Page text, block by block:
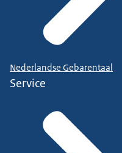
Nederlandse Gebarentaal
Service